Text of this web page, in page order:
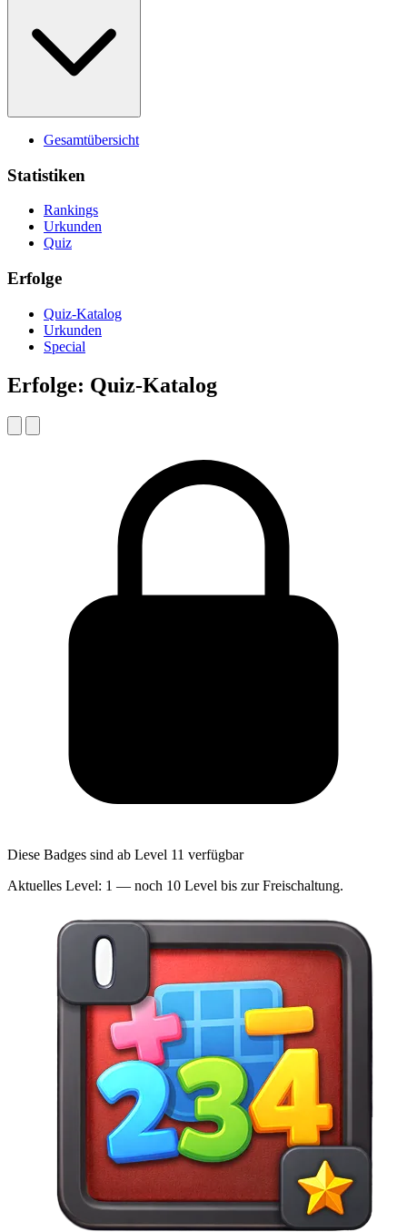
Gesamtübersicht
Statistiken
Rankings
Urkunden
Quiz
Erfolge
Quiz-Katalog
Urkunden
Special
Erfolge: Quiz-Katalog
Diese Badges sind ab Level 11 verfügbar
Aktuelles Level: 1 — noch 10 Level bis zur Freischaltung.